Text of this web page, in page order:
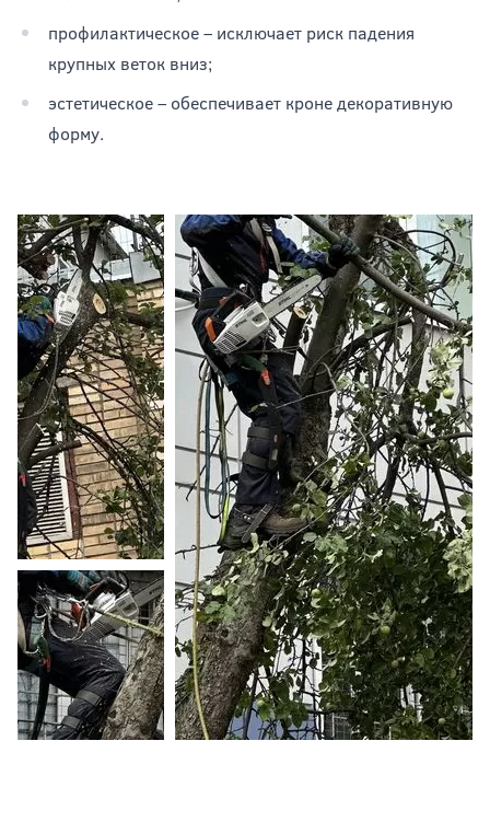
профилактическое – исключает риск падения
крупных веток вниз;
эстетическое – обеспечивает кроне декоративную
форму.